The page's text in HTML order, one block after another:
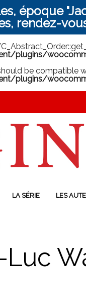
époque
rendez-
plugins/
be compatible
plugins/
LA SÉRIE LES
Luc